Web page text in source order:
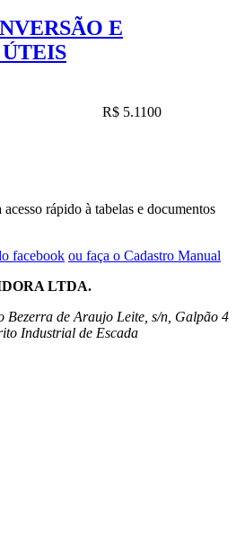
E
R$ 5.1100
rápido à tabelas e documentos
facebook ou faça o Cadastro Manual
LTDA.
Bezerra de Araujo Leite, s/n, Galpão 4
Industrial de Escada